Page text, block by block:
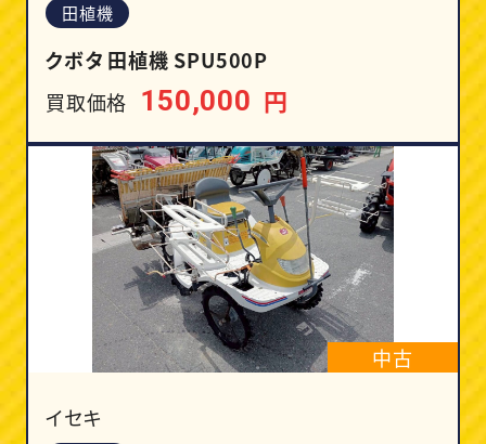
田植機
クボタ 田植機 SPU500P
買取価格 150,000 円
中古
イセキ